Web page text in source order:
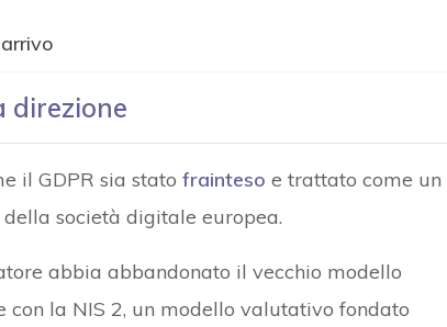
direzione
il GDPR sia stato frainteso e trattato come un
società digitale europea.
abbia abbandonato il vecchio modello
con la NIS 2, un modello valutativo fondato